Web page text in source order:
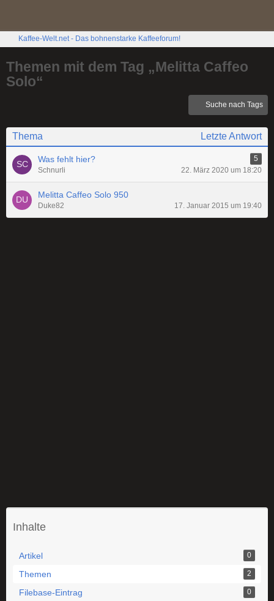
Kaffee-Welt.net - Das bohnenstarke Kaffeeforum!
Themen mit dem Tag „Melitta Caffeo
Solo“
Suche nach Tags
Thema Letzte Antwort
Was fehlt hier?
5
Schnurli
22. März 2020 um 18:20
Melitta Caffeo Solo 950
Duke82 17. Januar 2015 um 19:40
Inhalte
Artikel 0
Themen 2
Filebase-Eintrag 0